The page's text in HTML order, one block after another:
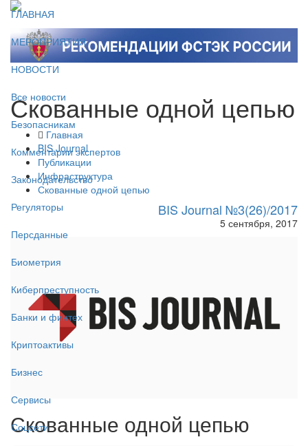
ГЛАВНАЯ
МЕРОПРИЯТИЯ
НОВОСТИ
Все новости
Безопасникам
Комментарии экспертов
Законодательство
Регуляторы
Персданные
Биометрия
Киберпреступность
Банки и финтех
Криптоактивы
Бизнес
Сервисы
Соцсети
Скованные одной цепью
Главная
BIS Journal
Публикации
Инфраструктура
Скованные одной цепью
BIS Journal №3(26)/2017
5 сентября, 2017
Скованные одной цепью